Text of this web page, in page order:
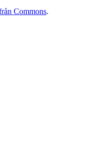
Commons.